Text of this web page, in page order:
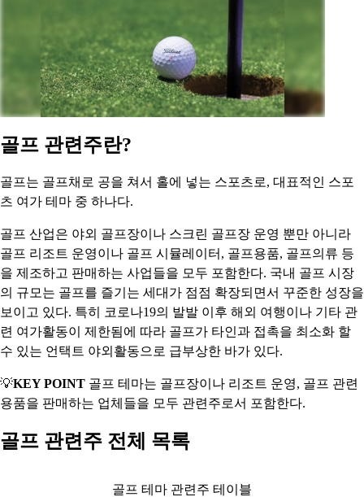
골프 관련주란?
골프는 골프채로 공을 쳐서 홀에 넣는 스포츠로, 대표적인 스포
츠 여가 테마 중 하나다.
골프 산업은 야외 골프장이나 스크린 골프장 운영 뿐만 아니라
골프 리조트 운영이나 골프 시뮬레이터, 골프용품, 골프의류 등
을 제조하고 판매하는 사업들을 모두 포함한다. 국내 골프 시장
의 규모는 골프를 즐기는 세대가 점점 확장되면서 꾸준한 성장을
보이고 있다. 특히 코로나19의 발발 이후 해외 여행이나 기타 관
련 여가활동이 제한됨에 따라 골프가 타인과 접촉을 최소화 할
수 있는 언택트 야외활동으로 급부상한 바가 있다.
💡KEY POINT 골프 테마는 골프장이나 리조트 운영, 골프 관련
용품을 판매하는 업체들을 모두 관련주로서 포함한다.
골프 관련주 전체 목록
골프 테마 관련주 테이블